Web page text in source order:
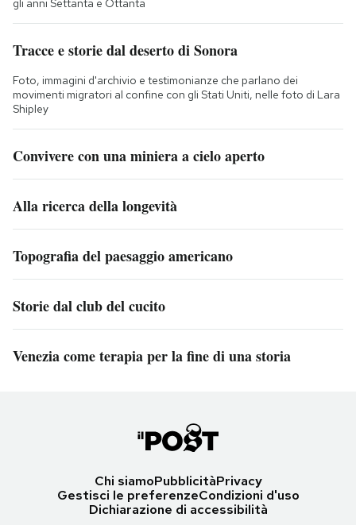
gli anni Settanta e Ottanta
Tracce e storie dal deserto di Sonora
Foto, immagini d'archivio e testimonianze che parlano dei
movimenti migratori al confine con gli Stati Uniti, nelle foto di Lara
Shipley
Convivere con una miniera a cielo aperto
Alla ricerca della longevità
Topografia del paesaggio americano
Storie dal club del cucito
Venezia come terapia per la fine di una storia
Chi siamoPubblicitàPrivacy
Gestisci le preferenzeCondizioni d'uso
Dichiarazione di accessibilità